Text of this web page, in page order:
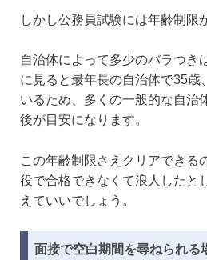
しかし公務員試験には年齢制限
自治体によって多少のバラつき
に見ると最年長の自治体で35歳
いるため、多くの一般的な自治
後が目安になります。
この年齢制限さえクリアできる
役で合格できなくて浪人したと
えていいでしょう。
面接で空白期間を尋ねられる